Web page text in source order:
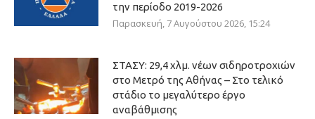
την περίοδο 2019-2026
Παρασκευή, 7 Αυγούστου 2026, 15:24
ΣΤΑΣΥ: 29,4 χλμ. νέων σιδηροτροχιών
στο Μετρό της Αθήνας – Στο τελικό
στάδιο το μεγαλύτερο έργο
αναβάθμισης